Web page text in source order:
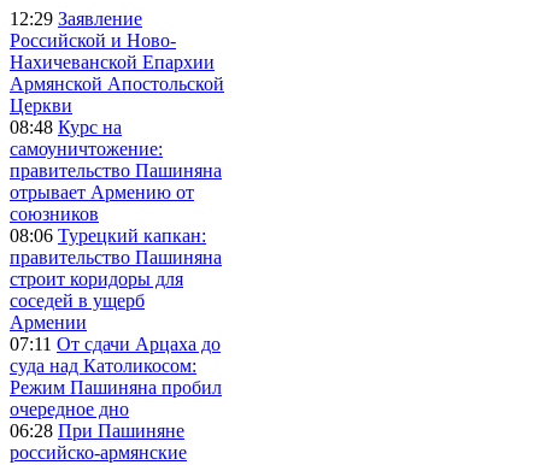
12:29 Заявление
Российской и Ново-
Нахичеванской Епархии
Армянской Апостольской
Церкви
08:48 Курс на
самоуничтожение:
правительство Пашиняна
отрывает Армению от
союзников
08:06 Турецкий капкан:
правительство Пашиняна
строит коридоры для
соседей в ущерб
Армении
07:11 От сдачи Арцаха до
суда над Католикосом:
Режим Пашиняна пробил
очередное дно
06:28 При Пашиняне
российско-армянские